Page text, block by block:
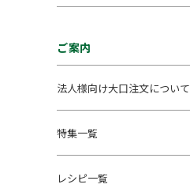
ご案内
法人様向け大口注文について
特集一覧
レシピ一覧